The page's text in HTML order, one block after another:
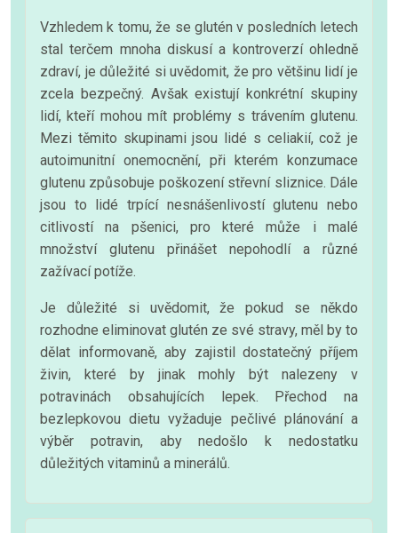
Vzhledem k tomu, že se glutén v posledních letech
stal terčem mnoha diskusí a kontroverzí ohledně
zdraví, je důležité si uvědomit, že pro většinu lidí je
zcela bezpečný. Avšak existují konkrétní skupiny
lidí, kteří mohou mít problémy s trávením glutenu.
Mezi těmito skupinami jsou lidé s celiakií, což je
autoimunitní onemocnění, při kterém konzumace
glutenu způsobuje poškození střevní sliznice. Dále
jsou to lidé trpící nesnášenlivostí glutenu nebo
citlivostí na pšenici, pro které může i malé
množství glutenu přinášet nepohodlí a různé
zažívací potíže.
Je důležité si uvědomit, že pokud se někdo
rozhodne eliminovat glutén ze své stravy, měl by to
dělat informovaně, aby zajistil dostatečný příjem
živin, které by jinak mohly být nalezeny v
potravinách obsahujících lepek. Přechod na
bezlepkovou dietu vyžaduje pečlivé plánování a
výběr potravin, aby nedošlo k nedostatku
důležitých vitaminů a minerálů.